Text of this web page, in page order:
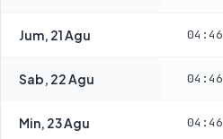
Jum, 21 Agu 04:46
Sab, 22 Agu 04:46
Min, 23 Agu 04:46